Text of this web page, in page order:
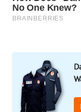
MARTABAT
PLN
WATCH
MKLI